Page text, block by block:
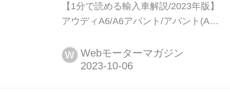
【1分で読める輸入車解説/2023年版】
アウディA6/A6アバント/アバント(Audi
発表日:2019年3月12日車両価格:795万
円〜1910万円
W Webモーターマガジン